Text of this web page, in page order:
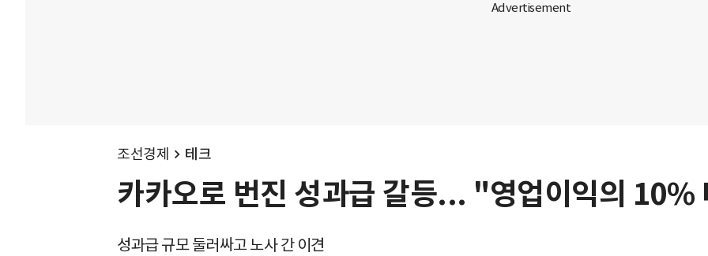
조선경제 테크
카카오로 번진 성과급 갈등... "영업이익의 10%
성과급 규모 둘러싸고 노사 간 이견